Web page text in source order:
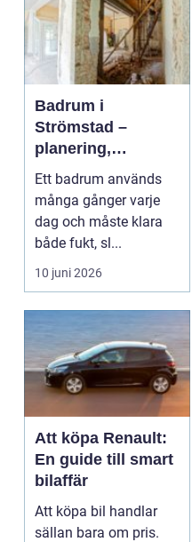
Badrum i
Strömstad –
planering,
renovering och
smarta val
Ett badrum används
många gånger varje
dag och måste klara
både fukt, sl...
10 juni 2026
Att köpa Renault:
En guide till smart
bilaffär
Att köpa bil handlar
sällan bara om pris.